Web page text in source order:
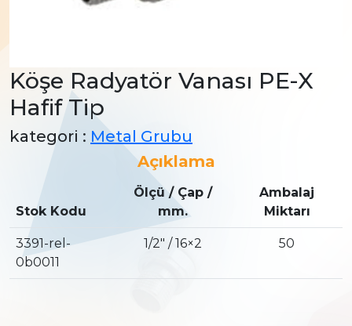
Köşe Radyatör Vanası PE-X
Hafif Tip
kategori : Metal Grubu
Açıklama
Stok Kodu
Ölçü / Çap /
mm.
Ambalaj
Miktarı
3391-rel-
0b0011
1/2″ / 16×2 50